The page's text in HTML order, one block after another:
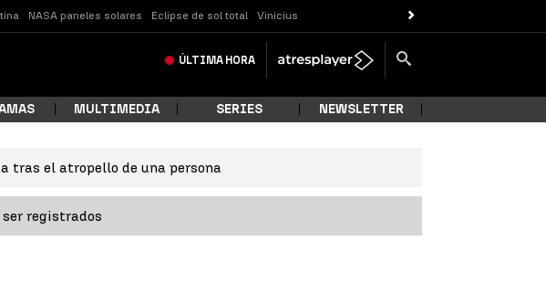
NASA paneles solares Eclipse de sol total Vinicius
ÚLTIMA HORA
MULTIMEDIA SERIES NEWSLETTER
tras el atropello de una persona
registrados